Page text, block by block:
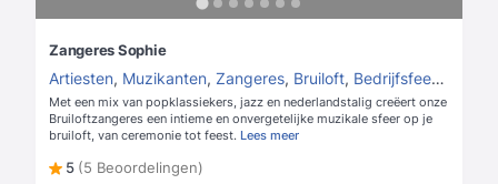
Zangeres Sophie
Artiesten, Muzikanten, Zangeres, Bruiloft, Bedrijfsfeest
Met een mix van popklassiekers, jazz en nederlandstalig creëert onze
Bruiloftzangeres een intieme en onvergetelijke muzikale sfeer op je
bruiloft, van ceremonie tot feest. Lees meer
5 (5 Beoordelingen)